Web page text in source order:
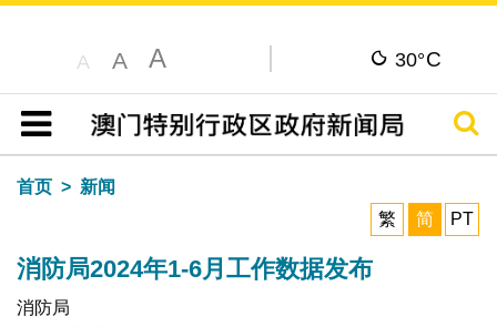
A A A 30°C
目录
搜寻
首页
新闻
繁
简 PT
消防局2024年1-6月工作数据发布
消防局